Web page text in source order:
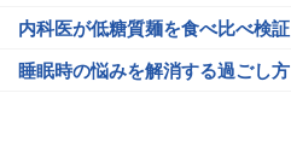
内科医が低糖質麺を食べ比べ検証
睡眠時の悩みを解消する過ごし方